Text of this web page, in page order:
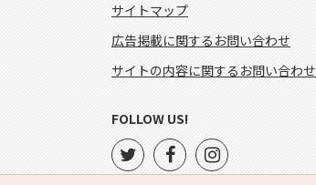
サイトマップ
広告掲載に関するお問い合わせ
サイトの内容に関するお問い合わせ
FOLLOW US!